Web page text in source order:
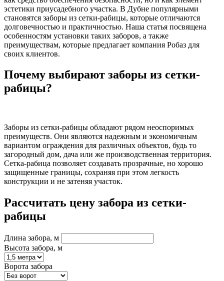
эстетики приусадебного участка. В Дубне популярными
становятся заборы из сетки-рабицы, которые отличаются
долговечностью и практичностью. Наша статья посвящена
особенностям установки таких заборов, а также
преимуществам, которые предлагает компания Робаз для
своих клиентов.
Почему выбирают заборы из сетки-
рабицы?
Заборы из сетки-рабицы обладают рядом неоспоримых
преимуществ. Они являются надежным и экономичным
вариантом ограждения для различных объектов, будь то
загородный дом, дача или же производственная территория.
Сетка-рабица позволяет создавать прозрачные, но хорошо
защищенные границы, сохраняя при этом легкость
конструкции и не затеняя участок.
Рассчитать цену забора из сетки-
рабицы
Длина забора, м
Высота забора, м
Ворота забора